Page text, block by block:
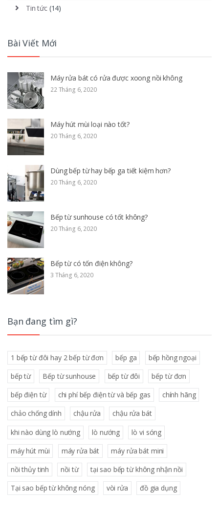
Tin tức(14)
Bài Viết Mới
Máy rửa bát có rửa được xoong nồi không
22 Tháng 6, 2020
Máy hút mùi loại nào tốt?
20 Tháng 6, 2020
Dùng bếp từ hay bếp ga tiết kiệm hơn?
20 Tháng 6, 2020
Bếp từ sunhouse có tốt không?
20 Tháng 6, 2020
Bếp từ có tốn điện không?
3 Tháng 6, 2020
Bạn đang tìm gì?
1 bếp từ đôi hay 2 bếp từ đơn bếp ga bếp hồng ngoại
bếp từ Bếp từ sunhouse bếp từ đôi bếp từ đơn
bếp điện từ chi phí bếp điện từ và bếp gas chính hãng
chảo chống dính chậu rửa chậu rửa bát
khi nào dùng lò nướng lò nướng lò vi sóng
máy hút mùi máy rửa bát máy rửa bát mini
nồi thủy tinh nồi từ tại sao bếp từ không nhận nồi
Tại sao bếp từ không nóng vòi rửa đồ gia dụng